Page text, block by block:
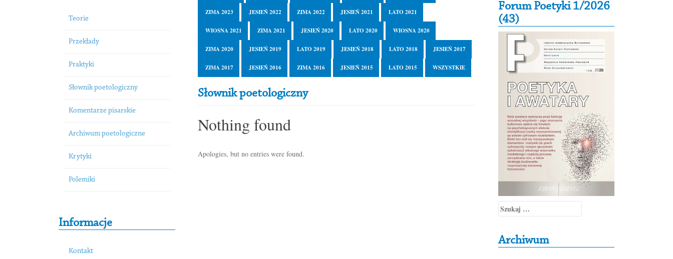
Teorie
Przekłady
Praktyki
Słownik poetologiczny
Komentarze pisarskie
Archiwum poetologiczne
Krytyki
Polemiki
Informacje
Kontakt
ZIMA 2023 JESIEŃ 2022 ZIMA 2022 JESIEŃ 2021 LATO 2021
WIOSNA 2021 ZIMA 2021 JESIEŃ 2020 LATO 2020 WIOSNA 2020
ZIMA 2020 JESIEŃ 2019 LATO 2019 JESIEŃ 2018 LATO 2018 JESIEŃ 2017
ZIMA 2017 JESIEŃ 2016 ZIMA 2016 JESIEŃ 2015 LATO 2015 WSZYSTKIE
Słownik poetologiczny
Nothing found
Apologies, but no entries were found.
Forum Poetyki 1/2026
(43)
Szukaj:
Archiwum